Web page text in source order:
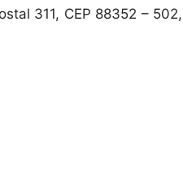
311, CEP 88352 – 502,